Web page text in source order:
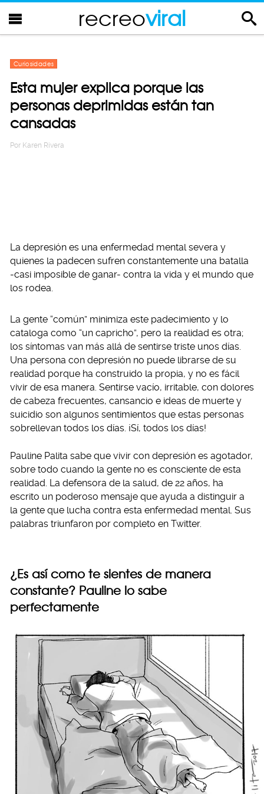
recreoviral
Curiosidades
Esta mujer explica porque las
personas deprimidas están tan
cansadas
Por Karen Rivera
La depresión es una enfermedad mental severa y
quienes la padecen sufren constantemente una batalla
-casi imposible de ganar- contra la vida y el mundo que
los rodea.
La gente “común” minimiza este padecimiento y lo
cataloga como “un capricho”, pero la realidad es otra;
los síntomas van más allá de sentirse triste unos días.
Una persona con depresión no puede librarse de su
realidad porque ha construido la propia, y no es fácil
vivir de esa manera. Sentirse vacío, irritable, con dolores
de cabeza frecuentes, cansancio e ideas de muerte y
suicidio son algunos sentimientos que estas personas
sobrellevan todos los días. ¡Sí, todos los días!
Pauline Palita sabe que vivir con depresión es agotador,
sobre todo cuando la gente no es consciente de esta
realidad. La defensora de la salud, de 22 años, ha
escrito un poderoso mensaje que ayuda a distinguir a
la gente que lucha contra esta enfermedad mental. Sus
palabras triunfaron por completo en Twitter.
¿Es así como te sientes de manera
constante? Pauline lo sabe
perfectamente